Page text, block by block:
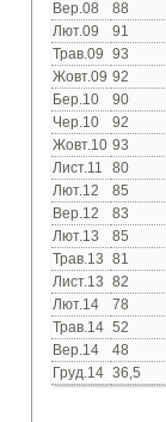
Вер.08
88
Лют.09
91
Трав.09
93
Жовт.09 92
Бер.10
90
Чер.10
92
Жовт.10 93
Лист.11
80
Лют.12
85
Вер.12
83
Лют.13
85
Трав.13
81
Лист.13
82
Лют.14
78
Трав.14 52
Вер.14
48
Груд.14 36,5